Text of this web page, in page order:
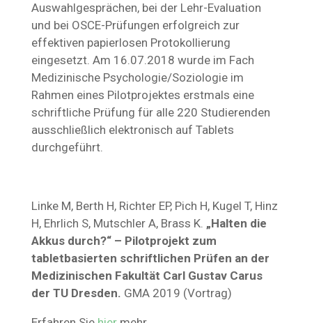
Auswahlgesprächen, bei der Lehr-Evaluation
und bei OSCE-Prüfungen erfolgreich zur
effektiven papierlosen Protokollierung
eingesetzt. Am 16.07.2018 wurde im Fach
Medizinische Psychologie/Soziologie im
Rahmen eines Pilotprojektes erstmals eine
schriftliche Prüfung für alle 220 Studierenden
ausschließlich elektronisch auf Tablets
durchgeführt.
Linke M, Berth H, Richter EP, Pich H, Kugel T, Hinz
H, Ehrlich S, Mutschler A, Brass K. „Halten die
Akkus durch?“ – Pilotprojekt zum
tabletbasierten schriftlichen Prüfen an der
Medizinischen Fakultät Carl Gustav Carus
der TU Dresden. GMA 2019 (Vortrag)